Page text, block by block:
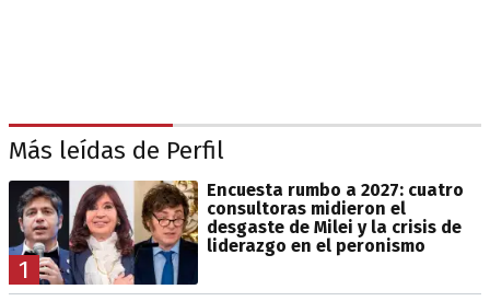
Más leídas de Perfil
1
Encuesta rumbo a 2027: cuatro
consultoras midieron el
desgaste de Milei y la crisis de
liderazgo en el peronismo